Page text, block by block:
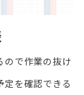
ので作業の抜け
を確認できる